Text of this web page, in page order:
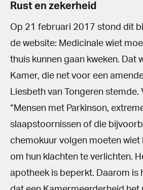
Rust en zekerheid
Op 21 februari 2017 stond dit
de website: Medicinale wiet
thuis kunnen gaan kweken. Dat
Kamer, die net voor een
Liesbeth van Tongeren stemde.
“Mensen met Parkinson,
slaapstoornissen of die
chemokuur volgen moeten wiet
om hun klachten te verlichten.
apotheek is beperkt. Daarom is